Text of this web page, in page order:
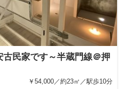
民家です～半蔵門線＠押
￥54,000／約23㎡／駅歩10分